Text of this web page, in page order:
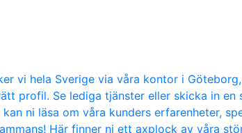
vi hela Sverige via våra kontor i
profil. Se lediga tjänster eller skicka in en
ni läsa om våra kunders erfarenheter,
Här finner ni ett axplock av våra